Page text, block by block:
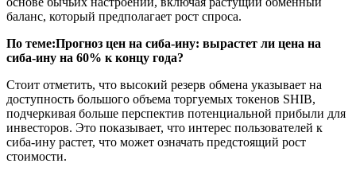
баланс, который предполагает рост спроса.
По теме:Прогноз цен на сиба-ину: вырастет ли цена на
сиба-ину на 60% к концу года?
Стоит отметить, что высокий резерв обмена указывает на
доступность большого объема торгуемых токенов SHIB,
подчеркивая больше перспектив потенциальной прибыли для
инвесторов. Это показывает, что интерес пользователей к
сиба-ину растет, что может означать предстоящий рост
стоимости.